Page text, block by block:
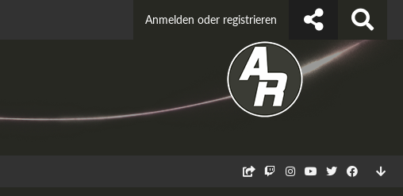
Anmelden oder registrieren